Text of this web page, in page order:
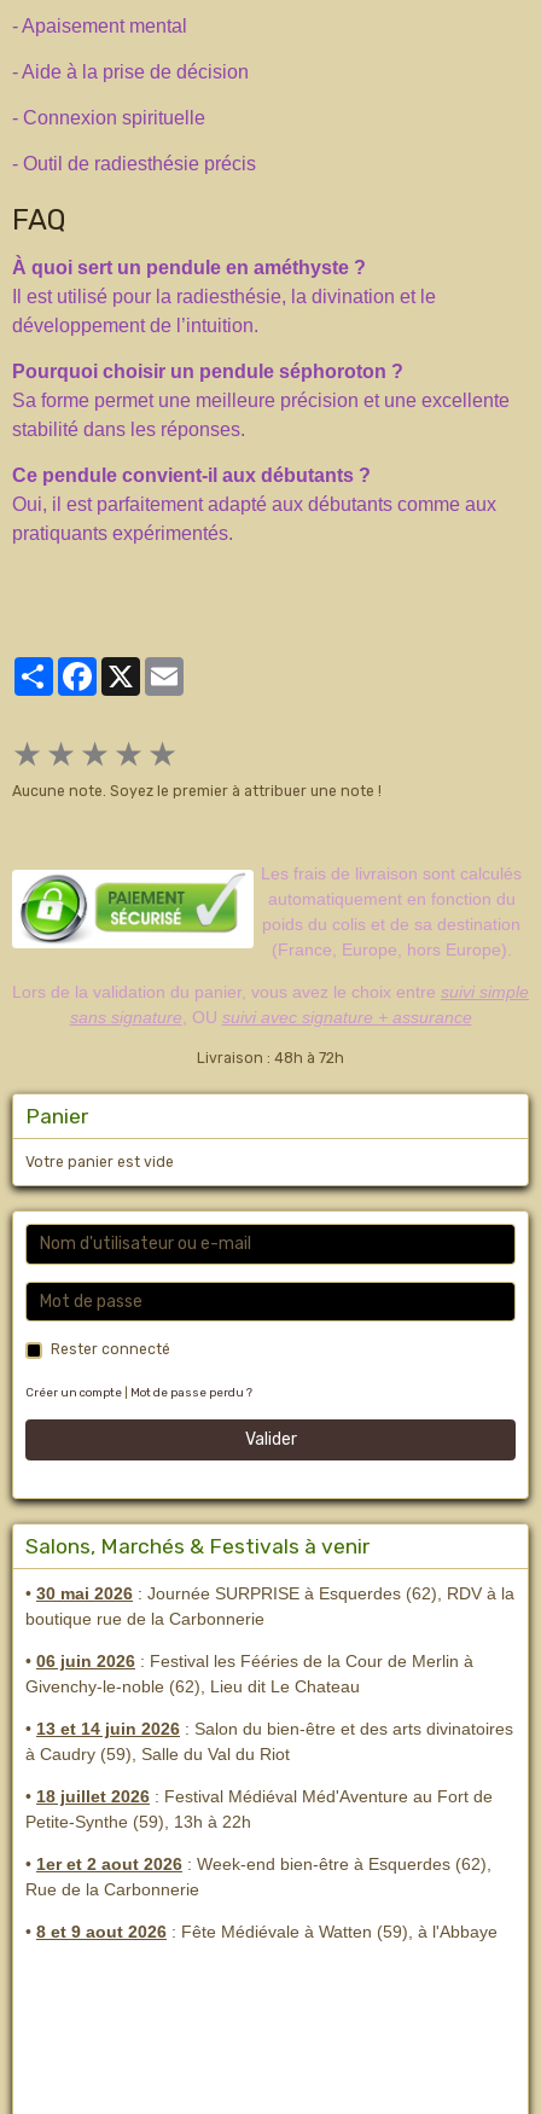
- Apaisement mental
- Aide à la prise de décision
- Connexion spirituelle
- Outil de radiesthésie précis
FAQ
À quoi sert un pendule en améthyste ?
Il est utilisé pour la radiesthésie, la divination et le
développement de l’intuition.
Pourquoi choisir un pendule séphoroton ?
Sa forme permet une meilleure précision et une excellente
stabilité dans les réponses.
Ce pendule convient-il aux débutants ?
Oui, il est parfaitement adapté aux débutants comme aux
pratiquants expérimentés.
PartagerFacebook
★ ★ ★ ★ ★
Aucune note. Soyez le premier à attribuer une note !
Les frais de livraison sont calculés
automatiquement en fonction du
poids du colis et de sa destination
(France, Europe, hors Europe).
Lors de la validation du panier, vous avez le choix entre suivi simple
sans signature , OU suivi avec signature + assurance
Livraison : 48h à 72h
Panier
Votre panier est vide
Rester connecté
Créer un compte Mot de passe perdu ?
Valider
Salons, Marchés & Festivals à venir
• 30 mai 2026 : Journée SURPRISE à Esquerdes (62), RDV à la
boutique rue de la Carbonnerie
• 06 juin 2026 : Festival les Fééries de la Cour de Merlin à
Givenchy-le-noble (62), Lieu dit Le Chateau
• 13 et 14 juin 2026 : Salon du bien-être et des arts divinatoires
à Caudry (59), Salle du Val du Riot
• 18 juillet 2026 : Festival Médiéval Méd'Aventure au Fort de
Petite-Synthe (59), 13h à 22h
• 1er et 2 aout 2026 : Week-end bien-être à Esquerdes (62),
Rue de la Carbonnerie
• 8 et 9 aout 2026 : Fête Médiévale à Watten (59), à l'Abbaye